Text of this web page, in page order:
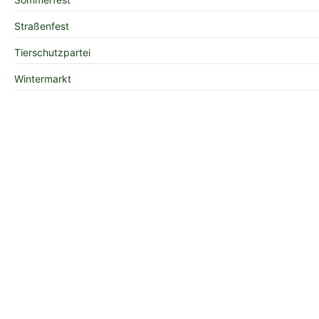
Straßenfest
Tierschutzpartei
Wintermarkt